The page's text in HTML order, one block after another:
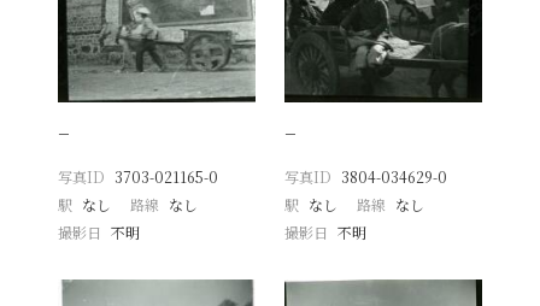
−
写真ID 3703-021165-0
駅 なし 路線 なし
撮影日
不明
−
写真ID 3804-034629-0
駅 なし 路線 なし
撮影日 不明